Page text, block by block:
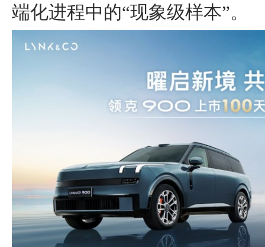
端化进程中的“现象级样本”。